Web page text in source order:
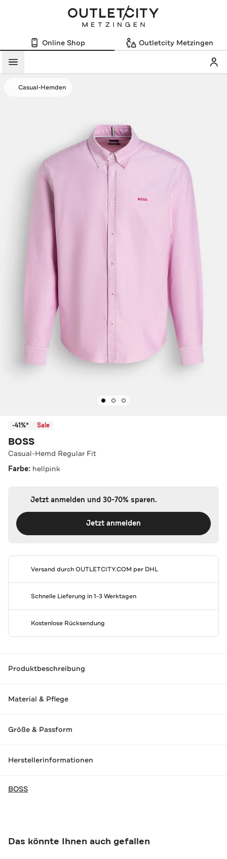
Online Shop Outletcity Metzingen
Menü
Casual-Hemden
-41%* Sale
BOSS
Casual-Hemd Regular Fit
Farbe: hellpink
Jetzt anmelden und 30-70% sparen.
Jetzt anmelden
Versand durchOUTLETCITY.COM per DHL
Schnelle Lieferung in 1-3 Werktagen
Kostenlose Rücksendung
Produktbeschreibung
Material & Pflege
Größe & Passform
Herstellerinformationen
BOSS
Das könnte Ihnen auch gefallen